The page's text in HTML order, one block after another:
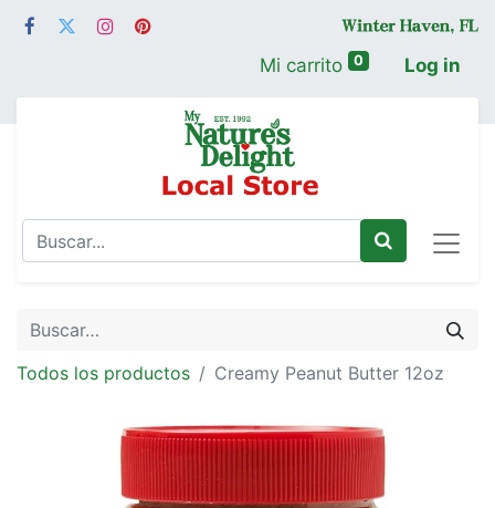
Mi carrito 0 Log in
Todos los productos Creamy Peanut Butter 12oz